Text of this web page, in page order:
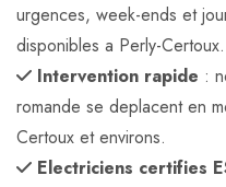
urgences, week-ends et
disponibles a Perly-Certoux.
Intervention rapide :
romande se deplacent en
Certoux et environs.
Electriciens certifies